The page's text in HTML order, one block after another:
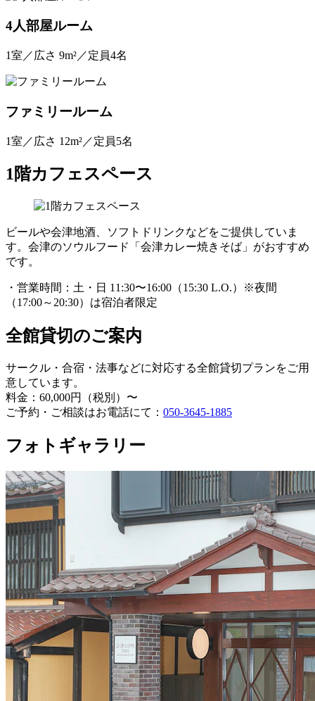
4人部屋ルーム
1室／広さ 9m²／定員4名
ファミリールーム
1室／広さ 12m²／定員5名
1階カフェスペース
ビールや会津地酒、ソフトドリンクなどをご提供していま
す。会津のソウルフード「会津カレー焼きそば」がおすすめ
です。
・営業時間：土・日 11:30〜16:00（15:30 L.O.）※夜間
（17:00～20:30）は宿泊者限定
全館貸切のご案内
サークル・合宿・法事などに対応する全館貸切プランをご用
意しています。
料金：60,000円（税別）〜
ご予約・ご相談はお電話にて： 050-3645-1885
フォトギャラリー